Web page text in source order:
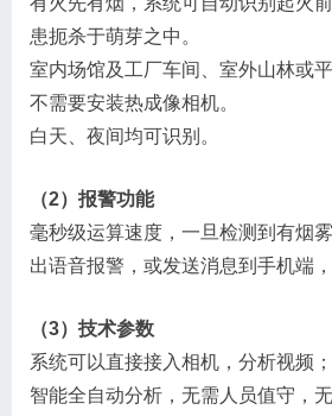
患扼杀于萌芽之中。
室内场馆及工厂车间、室外山林或平
不需要安装热成像相机。
白天、夜间均可识别。
（2）报警功能
毫秒级运算速度，一旦检测到有烟
出语音报警，或发送消息到手机端，
（3）技术参数
系统可以直接接入相机，分析视频；
智能全自动分析，无需人员值守，